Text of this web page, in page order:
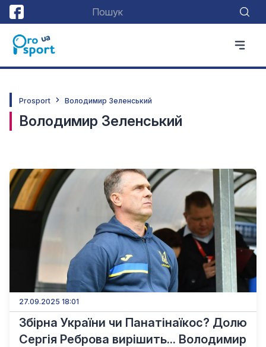
Prosport Володимир Зеленський
Володимир Зеленський
27.09.2025 18:01
Збірна України чи Панатінаїкос? Долю
Сергія Реброва вирішить... Володимир